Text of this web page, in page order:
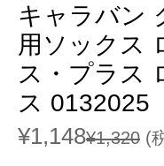
キャラバン
用ソックス
ス・プラス
ス 0132025
¥1,148¥1,320 (